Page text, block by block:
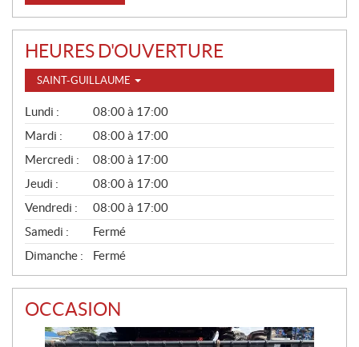
HEURES D'OUVERTURE
SAINT-GUILLAUME
G
É
N
É
R
A
L
Lundi :
08:00 à 17:00
Mardi :
08:00 à 17:00
Mercredi :
08:00 à 17:00
Jeudi :
08:00 à 17:00
Vendredi :
08:00 à 17:00
Samedi :
Fermé
Dimanche :
Fermé
OCCASION